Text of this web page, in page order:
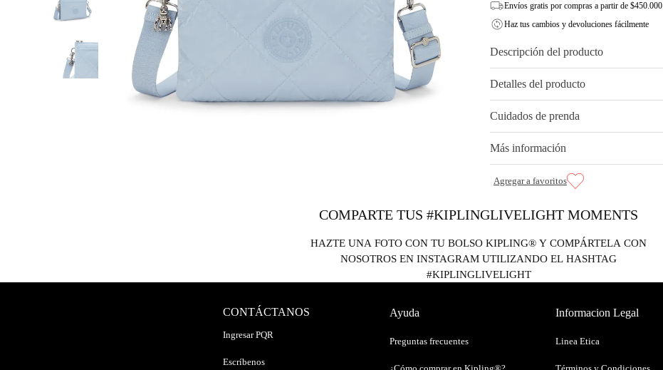
Envíos gratis por compras a partir de $450.000
Haz tus cambios y devoluciones fácilmente
Descripción del producto
Detalles del producto
Cuidados de prenda
Más información
COMPARTE TUS #KIPLINGLIVELIGHT MOMENTS
HAZTE UNA FOTO CON TU BOLSO KIPLING® Y COMPÁRTELA CON
NOSOTROS EN INSTAGRAM UTILIZANDO EL HASHTAG
#KIPLINGLIVELIGHT
CONTÁCTANOS
Ingresar PQR
Escríbenos
Ayuda
Preguntas frecuentes
Informacion Legal
Linea Etica